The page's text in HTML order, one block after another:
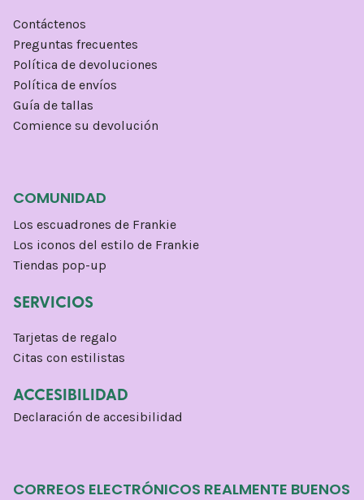
Contáctenos
Preguntas frecuentes
Política de devoluciones
Política de envíos
Guía de tallas
Comience su devolución
COMUNIDAD
Los escuadrones de Frankie
Los iconos del estilo de Frankie
Tiendas pop-up
SERVICIOS
Tarjetas de regalo
Citas con estilistas
ACCESIBILIDAD
Declaración de accesibilidad
CORREOS ELECTRÓNICOS REALMENTE BUENOS